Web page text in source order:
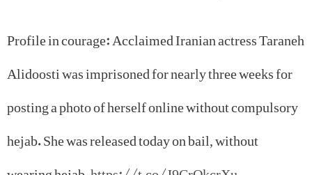
Profile in courage: Acclaimed Iranian actress Taraneh
Alidoosti was imprisoned for nearly three weeks for
posting a photo of herself online without compulsory
hejab. She was released today on bail, without